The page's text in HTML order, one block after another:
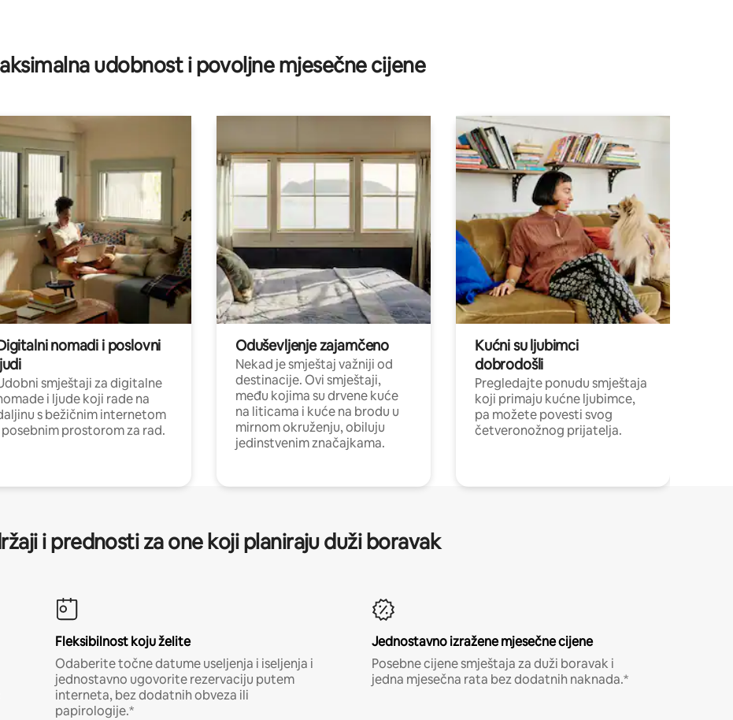
4,75/5, recenzija: 4
udobnost i povoljne mjesečne cijene
nomadi i poslovni
smještaji za digitalne
i ljude koji rade na
s bežičnim internetom
posebnim prostorom za rad.
Oduševljenje zajamčeno
Nekad je smještaj važniji od
destinacije. Ovi smještaji,
među kojima su drvene kuće
na liticama i kuće na brodu u
mirnom okruženju, obiluju
jedinstvenim značajkama.
Kućni su ljubimci
dobrodošli
Pregledajte ponudu smještaja
koji primaju kućne ljubimce,
pa možete povesti svog
četveronožnog prijatelja.
i prednosti za one koji planiraju duži boravak
Fleksibilnost koju želite
Odaberite točne datume useljenja i iseljenja i
jednostavno ugovorite rezervaciju putem
interneta, bez dodatnih obveza ili
papirologije.*
Jednostavno izražene mjesečne cijene
Posebne cijene smještaja za duži boravak i
jedna mjesečna rata bez dodatnih naknada.*